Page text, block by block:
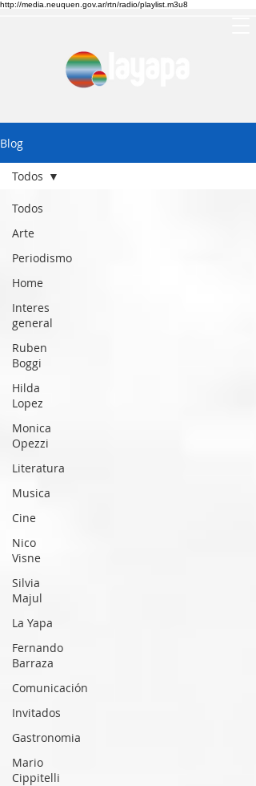
http://media.neuquen.gov.ar/rtn/radio/playlist.m3u8
Blog
Todos
Arte
Periodismo
Home
Interes
general
Ruben
Boggi
Hilda
Lopez
Monica
Opezzi
Literatura
Musica
Cine
Nico
Visne
Silvia
Majul
La Yapa
Fernando
Barraza
Comunicación
Invitados
Gastronomia
Mario
Cippitelli
Todos